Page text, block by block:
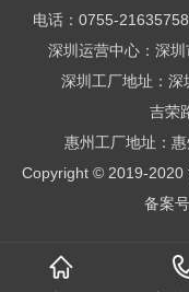
电话：0755-
深圳运营中心：深
深圳工厂地址：深
吉荣
惠州工厂地址：
Copyright © 2019-2020
备案号